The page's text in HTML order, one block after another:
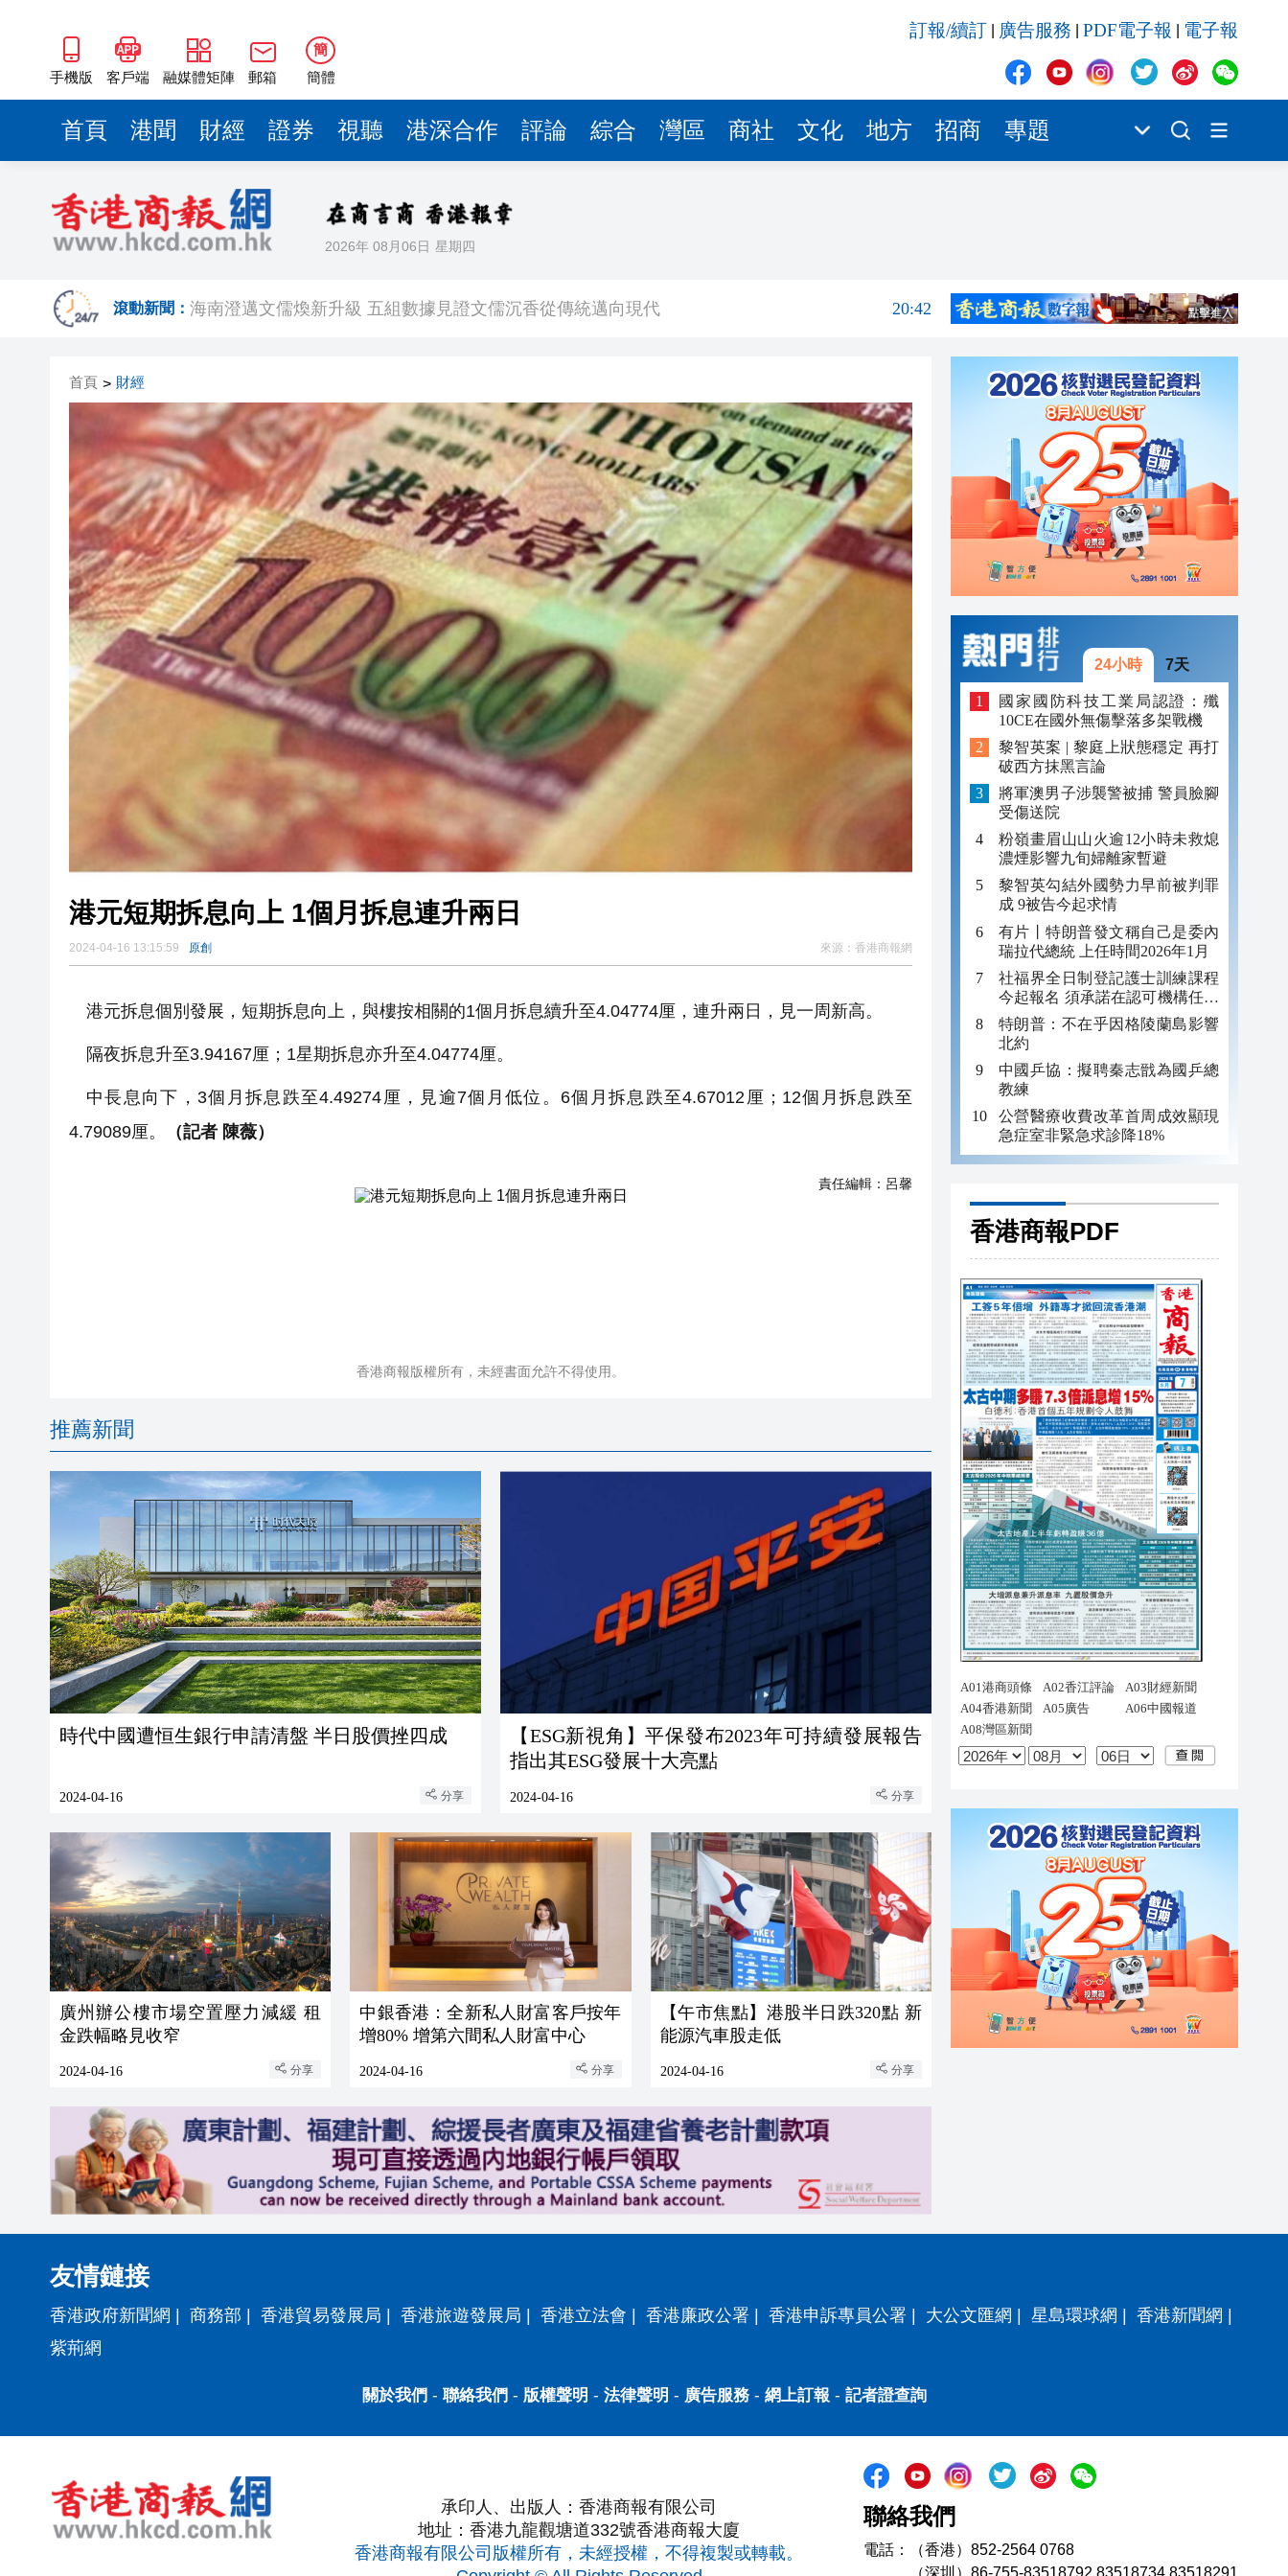
手機版 客戶端 融媒體矩陣 郵箱
簡
簡體
訂報/續訂 廣告服務 PDF電子報 電子報
首頁 港聞 財經 證券 視聽 港深合作 評論 綜合 灣區 商社 文化 地方 招商 專題
2026年 08月06日 星期四
滾動新聞：
梁振英率港區全國政協委員考察團來瓊考察
20:42
2025年海南儋州以舊換新帶動消費約18億元
山東26戶省屬國企去年合計營收2.58萬億 利潤總額近936億
20:40
閩粵贛三地漢樂藝術家齊聚深圳，共奏客家文化傳承新篇章
黎智英案｜吳良好：依法公正處理黎智英求情 罪證如山豈能妄想輕判
海南澄邁文儒煥新升級 五組數據見證文儒沉香從傳統邁向現代
20:42
山東26戶省屬國企去年合計營收2.58萬億 利潤總額近936億
20:40
瀋陽鐵西校園閱讀活動解鎖閱讀新玩法
20:39
閩粵贛三地漢樂藝術家齊聚深圳，共奏客家文化傳承新篇章
20:34
黎智英案｜吳良好：依法公正處理黎智英求情 罪證如山豈能妄想輕判
21:08
50餘位頂尖專家共話時代命題
20:55
海南澄邁文儒煥新升級 五組數據見證文儒沉香從傳統邁向現代
梁振英率港區全國政協委員考察團來瓊考察
2025年海南儋州以舊換新帶動消費約18億元
20:41
山東26戶省屬國企去年合計營收2.58萬億 利潤總額近936億
20:40
瀋陽鐵西校園閱讀活動解鎖閱讀新玩法
閩粵贛三地漢樂藝術家齊聚深圳，共奏客家文化傳承新篇章
首頁 > 財經
港元短期拆息向上 1個月拆息連升兩日
2024-04-16 13:15:59 原創 來源： 香港商報網
港元拆息個別發展，短期拆息向上，與樓按相關的1個月拆息續升至4.04774厘，連升兩日，見一周新高。
隔夜拆息升至3.94167厘；1星期拆息亦升至4.04774厘。
中長息向下，3個月拆息跌至4.49274厘，見逾7個月低位。6個月拆息跌至4.67012厘；12個月拆息跌至
4.79089厘。
（記者 陳薇）
責任編輯： 呂馨
香港商報版權所有，未經書面允許不得使用。
推薦新聞
時代中國遭恒生銀行申請清盤 半日股價挫四成
2024-04-16 分享
【ESG新視角】平保發布2023年可持續發展報告
指出其ESG發展十大亮點
2024-04-16 分享
廣州辦公樓市場空置壓力減緩 租
金跌幅略見收窄
2024-04-16 分享
中銀香港：全新私人財富客戶按年
增80% 增第六間私人財富中心
2024-04-16 分享
【午市焦點】港股半日跌320點 新
能源汽車股走低
2024-04-16 分享
24小時 7天
國家國防科技工業局認證：殲
10CE在國外無傷擊落多架戰機
黎智英案 | 黎庭上狀態穩定 再打
破西方抹黑言論
將軍澳男子涉襲警被捕 警員臉腳
受傷送院
粉嶺畫眉山山火逾12小時未救熄
濃煙影響九旬婦離家暫避
黎智英勾結外國勢力早前被判罪
成 9被告今起求情
有片丨特朗普發文稱自己是委內
瑞拉代總統 上任時間2026年1月
社福界全日制登記護士訓練課程
今起報名 須承諾在認可機構任職
至少三年
特朗普：不在乎因格陵蘭島影響
北約
中國乒協：擬聘秦志戩為國乒總
教練
公營醫療收費改革首周成效顯現
急症室非緊急求診降18%
香港商報PDF
友情鏈接
香港政府新聞網 商務部 香港貿易發展局 香港旅遊發展局 香港立法會 香港廉政公署 香港申訴專員公署 大公文匯網 星島環球網 香港新聞網
紫荊網
關於我們 - 聯絡我們 - 版權聲明 - 法律聲明 - 廣告服務- 網上訂報 - 記者證查詢
承印人、出版人：香港商報有限公司
地址：香港九龍觀塘道332號香港商報大廈
香港商報有限公司版權所有，未經授權，不得複製或轉載。
聯絡我們
電話：（香港）852-2564 0768